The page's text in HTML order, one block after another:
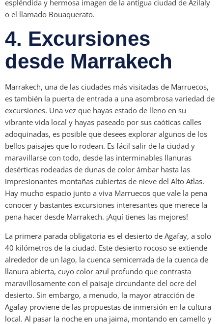
espléndida y hermosa imagen de la antigua ciudad de Azilaly
o el llamado Bouaquerato.
4. Excursiones
desde Marrakech
Marrakech, una de las ciudades más visitadas de Marruecos,
es también la puerta de entrada a una asombrosa variedad de
excursiones. Una vez que hayas estado de lleno en su
vibrante vida local y hayas paseado por sus caóticas calles
adoquinadas, es posible que desees explorar algunos de los
bellos paisajes que lo rodean. Es fácil salir de la ciudad y
maravillarse con todo, desde las interminables llanuras
desérticas rodeadas de dunas de color ámbar hasta las
impresionantes montañas cubiertas de nieve del Alto Atlas.
Hay mucho espacio junto a viva Marruecos que vale la pena
conocer y bastantes excursiones interesantes que merece la
pena hacer desde Marrakech. ¡Aquí tienes las mejores!
La primera parada obligatoria es el desierto de Agafay, a solo
40 kilómetros de la ciudad. Este desierto rocoso se extiende
alrededor de un lago, la cuenca semicerrada de la cuenca de
llanura abierta, cuyo color azul profundo que contrasta
maravillosamente con el paisaje circundante del ocre del
desierto. Sin embargo, a menudo, la mayor atracción de
Agafay proviene de las propuestas de inmersión en la cultura
local. Al pasar la noche en una jaima, montando en camello y